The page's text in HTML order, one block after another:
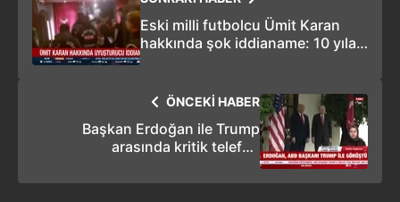
Eski milli futbolcu Ümit Karan
hakkında şok iddianame: 10 yıla
ÖNCEKİ HABER
Başkan Erdoğan ile Trump
arasında kritik telefon